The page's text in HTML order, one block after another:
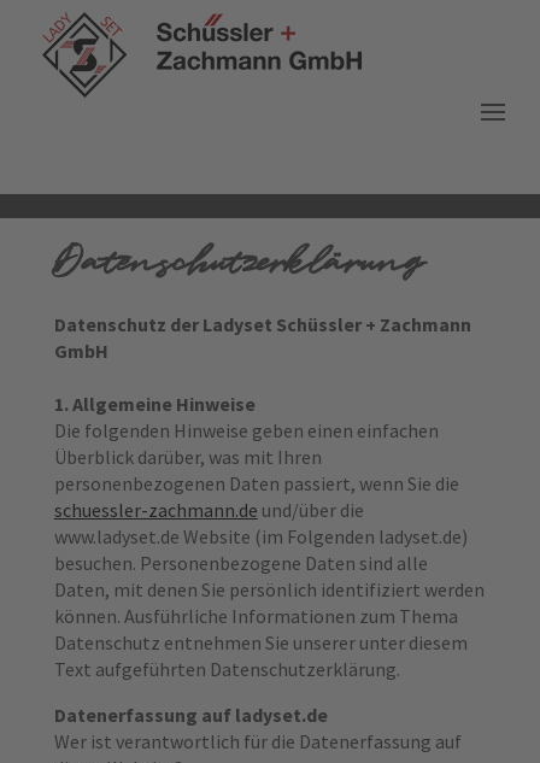
Datenschutzerklärung
Datenschutz der Ladyset Schüssler + Zachmann
GmbH
1. Allgemeine Hinweise
Die folgenden Hinweise geben einen einfachen
Überblick darüber, was mit Ihren
personenbezogenen Daten passiert, wenn Sie die
schuessler-zachmann.de und/über die
www.ladyset.de Website (im Folgenden ladyset.de)
besuchen. Personenbezogene Daten sind alle
Daten, mit denen Sie persönlich identifiziert werden
können. Ausführliche Informationen zum Thema
Datenschutz entnehmen Sie unserer unter diesem
Text aufgeführten Datenschutzerklärung.
Datenerfassung auf ladyset.de
Wer ist verantwortlich für die Datenerfassung auf